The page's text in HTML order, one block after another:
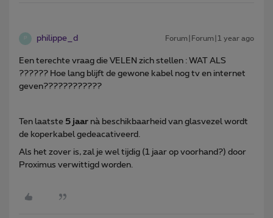
P philippe_d Forum|Forum|1 year ago
Een terechte vraag die VELEN zich stellen : WAT ALS
?????? Hoe lang blijft de gewone kabel nog tv en internet
geven????????????
Ten laatste 5 jaar nà beschikbaarheid van glasvezel wordt
de koperkabel gedeacativeerd.
Als het zover is, zal je wel tijdig (1 jaar op voorhand?) door
Proximus verwittigd worden.